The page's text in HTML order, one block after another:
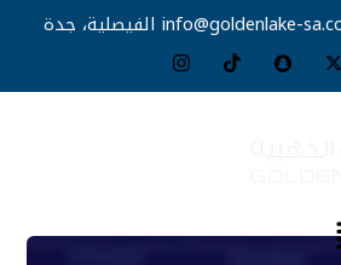
info@goldenlake- الفيصلية، جدة